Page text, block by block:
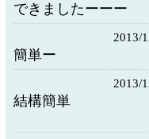
できましたーーー
2013/
簡単ー
2013/
結構簡単